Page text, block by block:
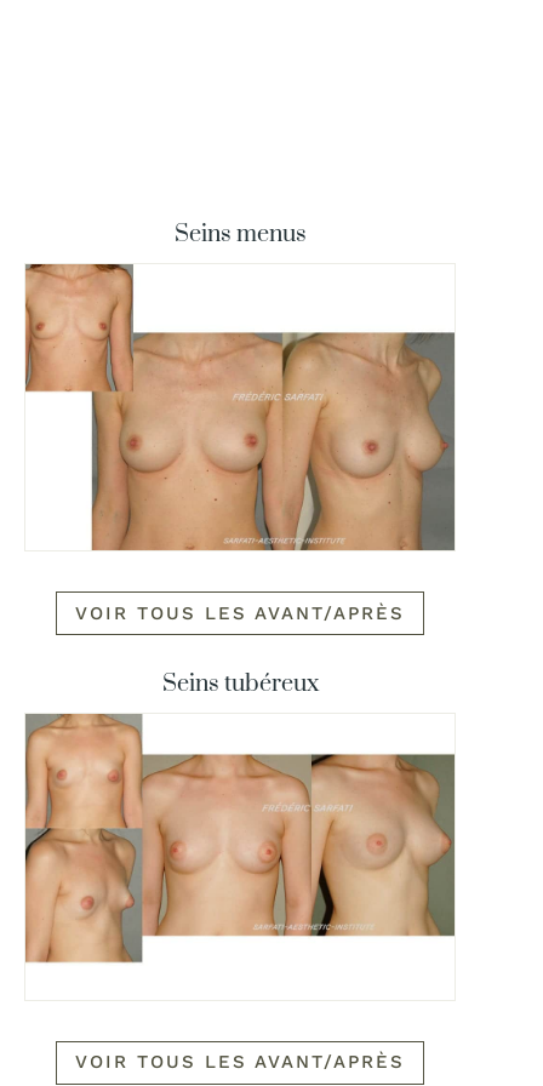
Seins menus
VOIR TOUS LES AVANT/APRÈS
Seins tubéreux
VOIR TOUS LES AVANT/APRÈS